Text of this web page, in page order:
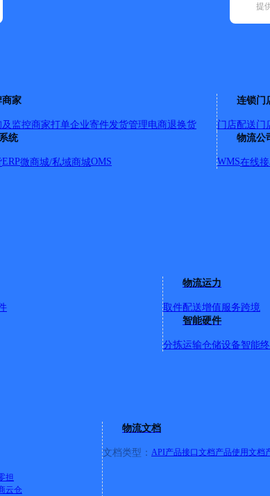
提
商家
监控商家打单企业寄件发货管理电商退换货
连锁门
门店配送门
统
ERP微商城/私域商城OMS
物流公
WMS在线
物流运力
取件配送增值服务跨境
智能硬件
分拣运输仓储设备智能
担
云仓
物流文档
文档类型： API产品接口文档产品使用文档
号楼A1093号网点